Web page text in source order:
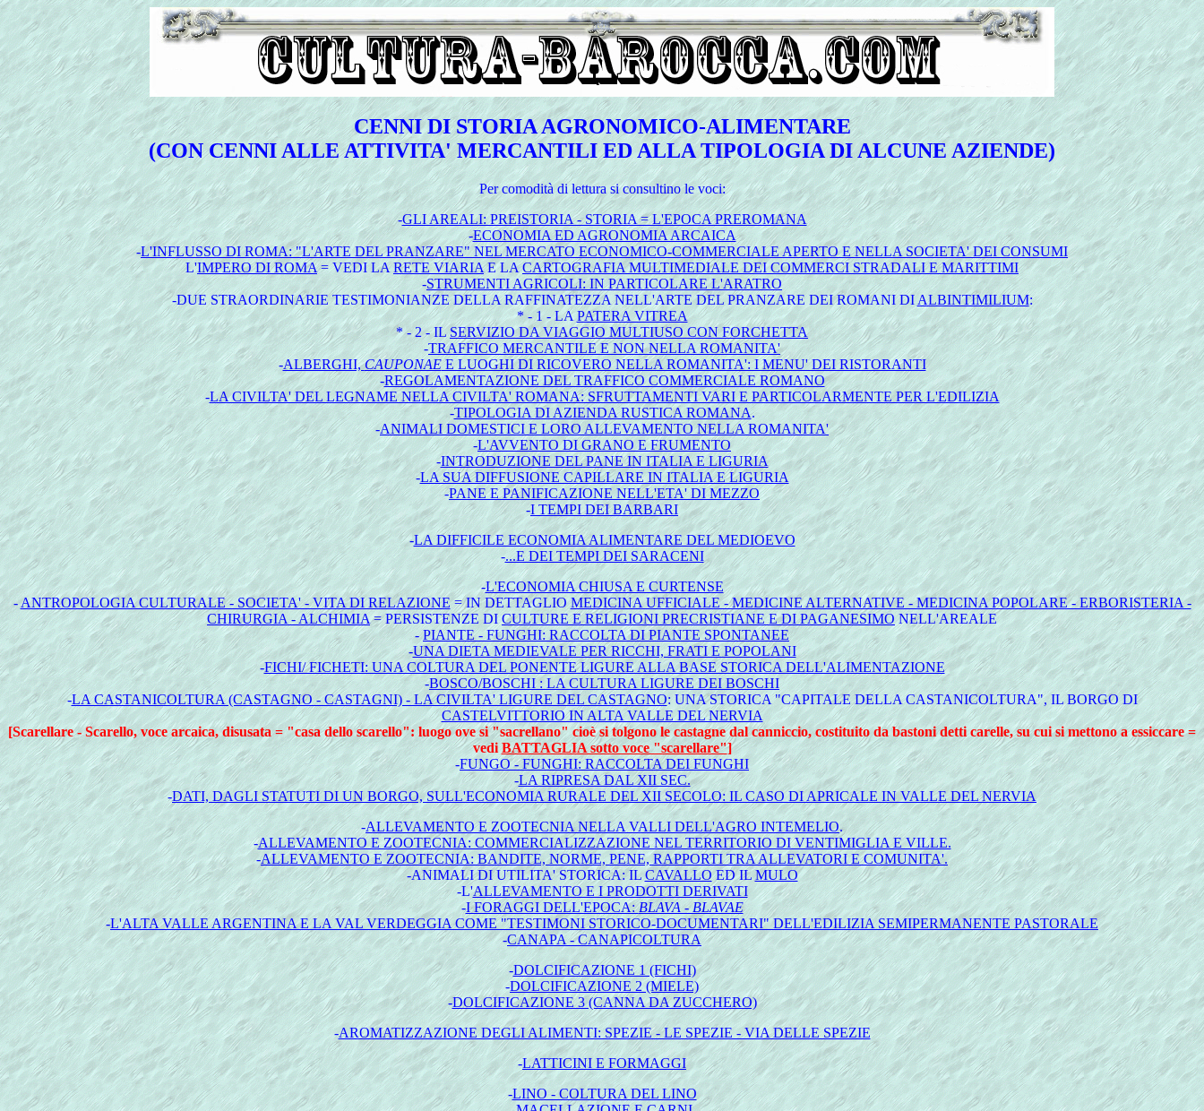
CENNI DI STORIA AGRONOMICO-ALIMENTARE
(CON CENNI ALLE ATTIVITA' MERCANTILI ED ALLA TIPOLOGIA DI ALCUNE AZIENDE)
Percomodità di lettura si consultino le voci:
-GLI AREALI: PREISTORIA - STORIA = L'EPOCA PREROMANA
-ECONOMIA ED AGRONOMIA ARCAICA
-L'INFLUSSO DI ROMA: "L'ARTE DEL PRANZARE" NEL MERCATO ECONOMICO-COMMERCIALE APERTO E NELLA SOCIETA' DEI CONSUMI
L'IMPERO DI ROMA= VEDI LARETE VIARIAE LACARTOGRAFIA MULTIMEDIALE DEI COMMERCI STRADALI E MARITTIMI
-STRUMENTI AGRICOLI: IN PARTICOLARE L'ARATRO
-DUE STRAORDINARIE TESTIMONIANZE DELLA RAFFINATEZZA NELL'ARTE DEL PRANZARE DEI ROMANI DI ALBINTIMILIUM:
* - 1 - LAPATERA VITREA
* - 2 - IL SERVIZIO DA VIAGGIO MULTIUSO CON FORCHETTA
-TRAFFICO MERCANTILE E NON NELLA ROMANITA'
-ALBERGHI,CAUPONAEE LUOGHI DI RICOVERO NELLA ROMANITA': I MENU' DEI RISTORANTI
-REGOLAMENTAZIONE DEL TRAFFICO COMMERCIALE ROMANO
-LA CIVILTA' DEL LEGNAME NELLA CIVILTA' ROMANA: SFRUTTAMENTI VARI E PARTICOLARMENTE PER L'EDILIZIA
-TIPOLOGIA DI AZIENDA RUSTICA ROMANA.
-ANIMALI DOMESTICI E LORO ALLEVAMENTO NELLA ROMANITA'
-L'AVVENTO DI GRANO E FRUMENTO
-INTRODUZIONE DEL PANE IN ITALIA E LIGURIA
-LA SUA DIFFUSIONE CAPILLARE IN ITALIA E LIGURIA
-PANE E PANIFICAZIONE NELL'ETA' DI MEZZO
-I TEMPI DEI BARBARI
-LA DIFFICILE ECONOMIA ALIMENTARE DEL MEDIOEVO
-...E DEI TEMPI DEI SARACENI
-L'ECONOMIA CHIUSA E CURTENSE
-ANTROPOLOGIA CULTURALE - SOCIETA' - VITA DI RELAZIONE= IN DETTAGLIOMEDICINA UFFICIALE - MEDICINE ALTERNATIVE - MEDICINA POPOLARE - ERBORISTERIA -
CHIRURGIA - ALCHIMIA= PERSISTENZE DICULTURE E RELIGIONI PRECRISTIANE E DI PAGANESIMO NELL'AREALE
-PIANTE - FUNGHI: RACCOLTA DI PIANTE SPONTANEE
-UNA DIETA MEDIEVALE PER RICCHI, FRATI E POPOLANI
-FICHI/ FICHETI: UNA COLTURA DEL PONENTE LIGURE ALLA BASE STORICA DELL'ALIMENTAZIONE
-BOSCO/BOSCHI : LA CULTURA LIGURE DEI BOSCHI
-LA CASTANICOLTURA (CASTAGNO - CASTAGNI) - LA CIVILTA' LIGURE DEL CASTAGNO: UNA STORICA "CAPITALE DELLA CASTANICOLTURA", IL BORGO DI
CASTELVITTORIO IN ALTA VALLE DEL NERVIA
[Scarellare - Scarello, voce arcaica, disusata = "casa dello scarello": luogo ove si "sacrellano" cioè si tolgono le castagne dal canniccio, costituito da bastoni detti carelle, su cui si mettono a essiccare =
vediBATTAGLIA sotto voce "scarellare"]
-FUNGO - FUNGHI: RACCOLTA DEI FUNGHI
-LA RIPRESA DAL XII SEC.
-DATI, DAGLI STATUTI DI UN BORGO, SULL'ECONOMIA RURALE DEL XII SECOLO: IL CASO DI APRICALE IN VALLE DEL NERVIA
-ALLEVAMENTO E ZOOTECNIA NELLA VALLI DELL'AGRO INTEMELIO.
-ALLEVAMENTO E ZOOTECNIA: COMMERCIALIZZAZIONE NEL TERRITORIO DI VENTIMIGLIA E VILLE.
-ALLEVAMENTO E ZOOTECNIA: BANDITE, NORME, PENE, RAPPORTI TRA ALLEVATORI E COMUNITA'.
-ANIMALI DI UTILITA' STORICA: IL CAVALLOED ILMULO
-L'ALLEVAMENTO E I PRODOTTI DERIVATI
-I FORAGGI DELL'EPOCA:BLAVA - BLAVAE
-L'ALTA VALLE ARGENTINA E LA VAL VERDEGGIA COME "TESTIMONI STORICO-DOCUMENTARI" DELL'EDILIZIA SEMIPERMANENTE PASTORALE
-CANAPA - CANAPICOLTURA
-DOLCIFICAZIONE 1 (FICHI)
-DOLCIFICAZIONE 2 (MIELE)
-DOLCIFICAZIONE 3 (CANNA DA ZUCCHERO)
-AROMATIZZAZIONE DEGLI ALIMENTI: SPEZIE - LE SPEZIE - VIA DELLE SPEZIE
-LATTICINI E FORMAGGI
-LINO - COLTURA DEL LINO